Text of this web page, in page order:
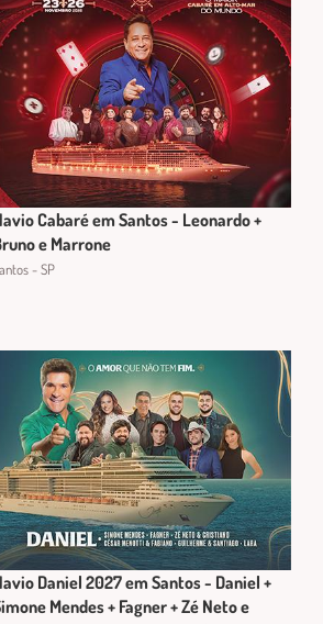
Cabaré em Santos - Leonardo +
e Marrone
- SP
Daniel 2027 em Santos - Daniel +
Mendes + Fagner + Zé Neto e